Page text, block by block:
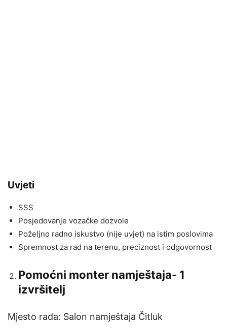
Uvjeti
SSS
Posjedovanje vozačke dozvole
Poželjno radno iskustvo (nije uvjet) na istim poslovima
Spremnost za rad na terenu, preciznost i odgovornost
Pomoćni monter namještaja- 1
izvršitelj
Mjesto rada: Salon namještaja Čitluk